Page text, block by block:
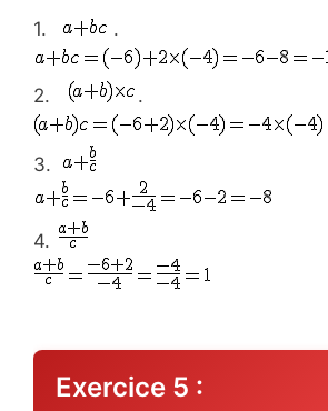
1. .
2. .
3.
4.
Exercice 5 :